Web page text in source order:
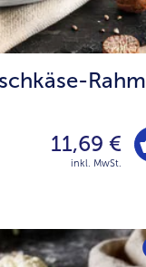
Rahm
11,69 €
inkl. MwSt.